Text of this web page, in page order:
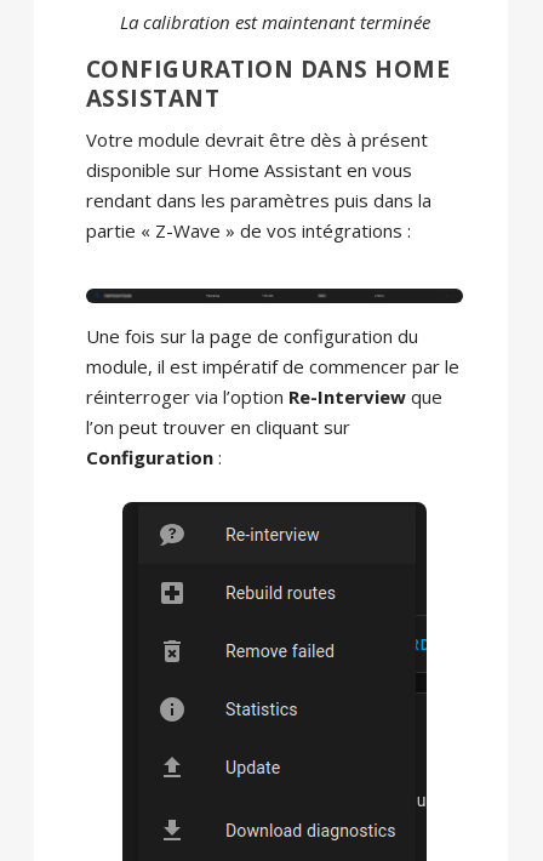
La calibration est maintenant terminée
CONFIGURATION DANS HOME
ASSISTANT
Votre module devrait être dès à présent
disponible sur Home Assistant en vous
rendant dans les paramètres puis dans la
partie « Z-Wave » de vos intégrations :
Une fois sur la page de configuration du
module, il est impératif de commencer par le
réinterroger via l’option Re-Interviewque
l’on peut trouver en cliquant sur
Configuration: